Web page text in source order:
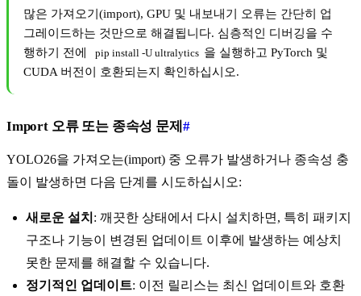
많은 가져오기(import), GPU 및 내보내기 오류는 간단히 업
그레이드하는 것만으로 해결됩니다. 심층적인 디버깅을 수
행하기 전에
pip install -U ultralytics 을 실행하고 PyTorch 및
CUDA 버전이 호환되는지 확인하십시오.
Import 오류 또는 종속성 문제 #
YOLO26을 가져오는(import) 중 오류가 발생하거나 종속성 충
돌이 발생하면 다음 단계를 시도하십시오:
새로운 설치 : 깨끗한 상태에서 다시 설치하면, 특히 패키지
구조나 기능이 변경된 업데이트 이후에 발생하는 예상치
못한 문제를 해결할 수 있습니다.
정기적인 업데이트: 이전 릴리스는 최신 업데이트와 호환